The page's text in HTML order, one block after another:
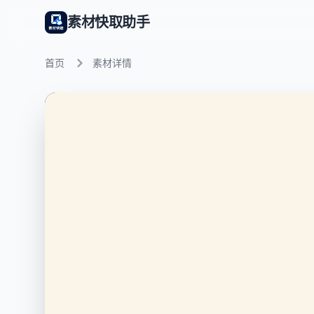
素材快取助手
首页 素材详情